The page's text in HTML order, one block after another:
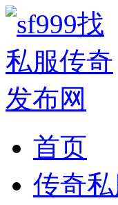
首页
传奇